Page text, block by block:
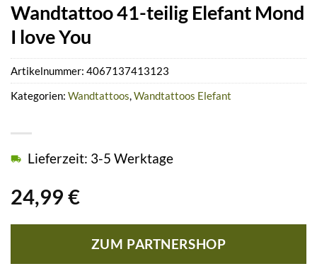
Wandtattoo 41-teilig Elefant Mond
I love You
24,99 €
Lieferzeit: 3-5 Werktage
ZUM PARTNERSHOP
Artikelnummer: 4067137413123
Kategorien: Wandtattoos,Wandtattoos Elefant